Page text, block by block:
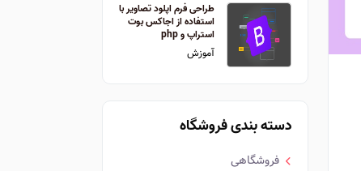
طراحی فرم اپلود تصاویر با
استفاده از اجاکس بوت
استراپ و php
آموزش
دسته بندی فروشگاه
فروشگاهی